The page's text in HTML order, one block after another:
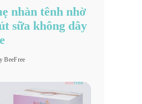
nhàn tênh nhờ
sữa không dây
BeeFree